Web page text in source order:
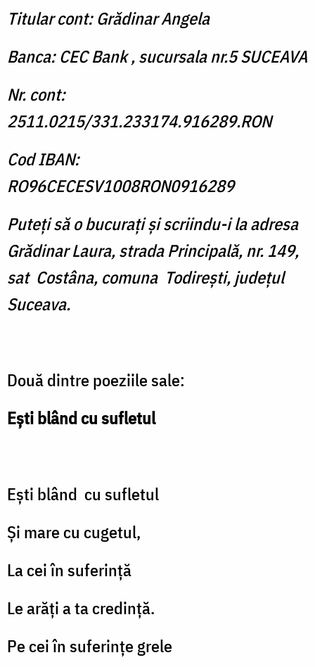
Titular cont: Grădinar Angela
Banca: CEC Bank , sucursala nr.5 SUCEAVA
Nr. cont:
2511.0215/331.233174.916289.RON
Cod IBAN:
RO96CECESV1008RON0916289
Puteți să o bucurați și scriindu-i la adresa
Grădinar Laura, strada Principală, nr. 149,
sat Costâna, comuna Todirești, județul
Suceava.
Două dintre poeziile sale:
Ești blând cu sufletul
Ești blând cu sufletul
Și mare cu cugetul,
La cei în suferință
Le arăți a ta credință.
Pe cei în suferințe grele